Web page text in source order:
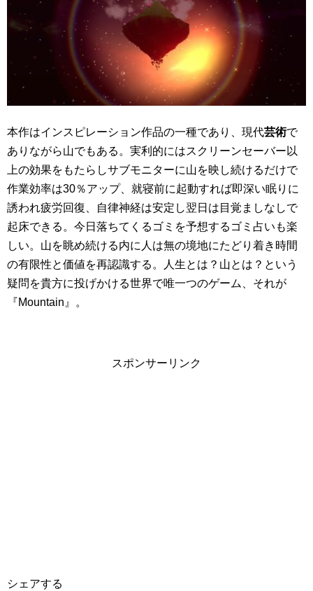
本作はインスピレーション作品の一種であり、現代芸術で
ありながら山でもある。実利的にはスクリーンセーバー以
上の効果をもたらしサブモニターに山を映し続けるだけで
作業効率は30％アップ、就寝前に起動すれば即深い眠りに
誘われ疲労回復、自律神経は安定し翌日は目覚ましなしで
起床できる。今日落ちてくるゴミを予想するゴミ占いも楽
しい。山を眺め続ける内に人は無の境地にたどり着き時間
の有限性と価値を再認識する。人生とは？山とは？という
疑問を貴方に投げかける世界で唯一つのゲーム、それが
『Mountain』。
スポンサーリンク
シェアする